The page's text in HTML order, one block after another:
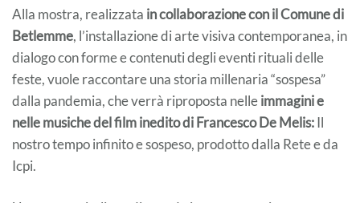
Alla mostra, realizzata in collaborazione con il Comune di
Betlemme, l’installazione di arte visiva contemporanea, in
dialogo con forme e contenuti degli eventi rituali delle
feste, vuole raccontare una storia millenaria “sospesa”
dalla pandemia, che verrà riproposta nelleimmagini e
nelle musiche del film inedito di Francesco De Melis:Il
nostro tempo infinito e sospeso, prodotto dalla Rete e da
Icpi.